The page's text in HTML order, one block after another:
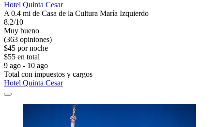
Hotel Quinta Cesar
A 0.4 mi de Casa de la Cultura María Izquierdo
8.2/10
Muy bueno
(363 opiniones)
$45 por noche
$55 en total
9 ago - 10 ago
Total con impuestos y cargos
Hotel Quinta Cesar